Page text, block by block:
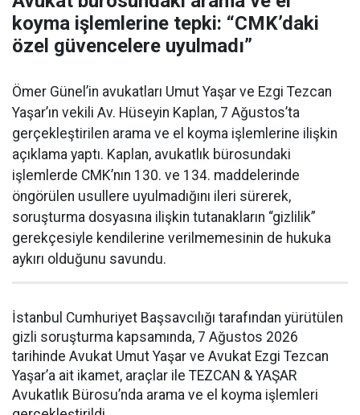
koyma işlemlerine tepki: “CMK’daki
özel güvencelere uyulmadı”
Ömer Günel’in avukatları Umut Yaşar ve Ezgi Tezcan
Yaşar’ın vekili Av. Hüseyin Kaplan, 7 Ağustos’ta
gerçekleştirilen arama ve el koyma işlemlerine ilişkin
açıklama yaptı. Kaplan, avukatlık bürosundaki
işlemlerde CMK’nın 130. ve 134. maddelerinde
öngörülen usullere uyulmadığını ileri sürerek,
soruşturma dosyasına ilişkin tutanakların “gizlilik”
gerekçesiyle kendilerine verilmemesinin de hukuka
aykırı olduğunu savundu.
İstanbul Cumhuriyet Başsavcılığı tarafından yürütülen
gizli soruşturma kapsamında, 7 Ağustos 2026
tarihinde Avukat Umut Yaşar ve Avukat Ezgi Tezcan
Yaşar’a ait ikamet, araçlar ile TEZCAN & YAŞAR
Avukatlık Bürosu’nda arama ve el koyma işlemleri